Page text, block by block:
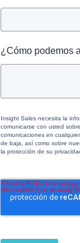
¿Cómo podemos
Insight Sales necesita la
comunicarse con usted
comunicaciones en
de baja, así como sobre
la protección de su